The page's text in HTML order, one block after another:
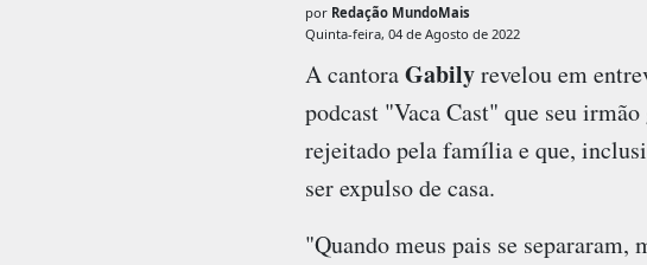
por Redação MundoMais
Quinta-feira, 04 de Agosto de 2022
A cantoraGabilyrevelou em
podcast "Vaca Cast" que seu
rejeitado pela família e que,
ser expulso de casa.
"Quando meus pais se separaram,